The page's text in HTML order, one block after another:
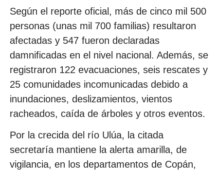
Según el reporte oficial, más de cinco mil 500
personas (unas mil 700 familias) resultaron
afectadas y 547 fueron declaradas
damnificadas en el nivel nacional. Además, se
registraron 122 evacuaciones, seis rescates y
25 comunidades incomunicadas debido a
inundaciones, deslizamientos, vientos
racheados, caída de árboles y otros eventos.
Por la crecida del río Ulúa, la citada
secretaría mantiene la alerta amarilla, de
vigilancia, en los departamentos de Copán,